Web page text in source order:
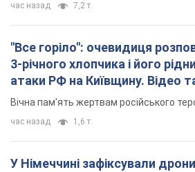
час назад 7,2 т.
"Все горіло": очевидиця
3-річного хлопчика і його
атаки РФ на Київщину. Відео
Вічна пам'ять жертвам російського
час назад 1,6 т.
У Німеччині зафіксували